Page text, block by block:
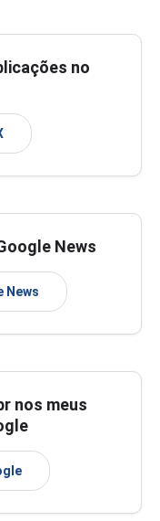
no
News
News
nos meus